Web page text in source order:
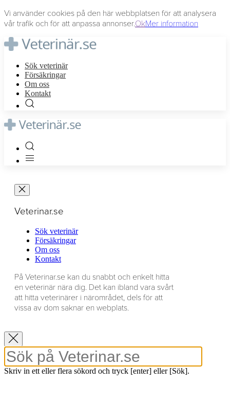
Vi använder cookies på den här webbplatsen för att analysera
vår trafik och för att anpassa annonser.OkMer information
Sök veterinär
Försäkringar
Om oss
Kontakt
Veterinar.se
Sök veterinär
Försäkringar
Om oss
Kontakt
På Veterinar.se kan du snabbt och enkelt hitta
en veterinär nära dig. Det kan ibland vara svårt
att hitta veterinärer i närområdet, dels för att
vissa av dom saknar en webplats.
Skriv in ett eller flera sökord och tryck [enter] eller [Sök].